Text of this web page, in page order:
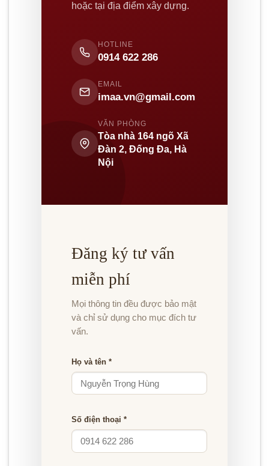
hoặc tại địa điểm xây dựng.
HOTLINE
0914 622 286
EMAIL
imaa.vn@gmail.com
VĂN PHÒNG
Tòa nhà 164 ngõ Xã
Đàn 2, Đống Đa, Hà
Nội
Đăng ký tư vấn
miễn phí
Mọi thông tin đều được bảo mật
và chỉ sử dụng cho mục đích tư
vấn.
Họ và tên *
Số điện thoại *